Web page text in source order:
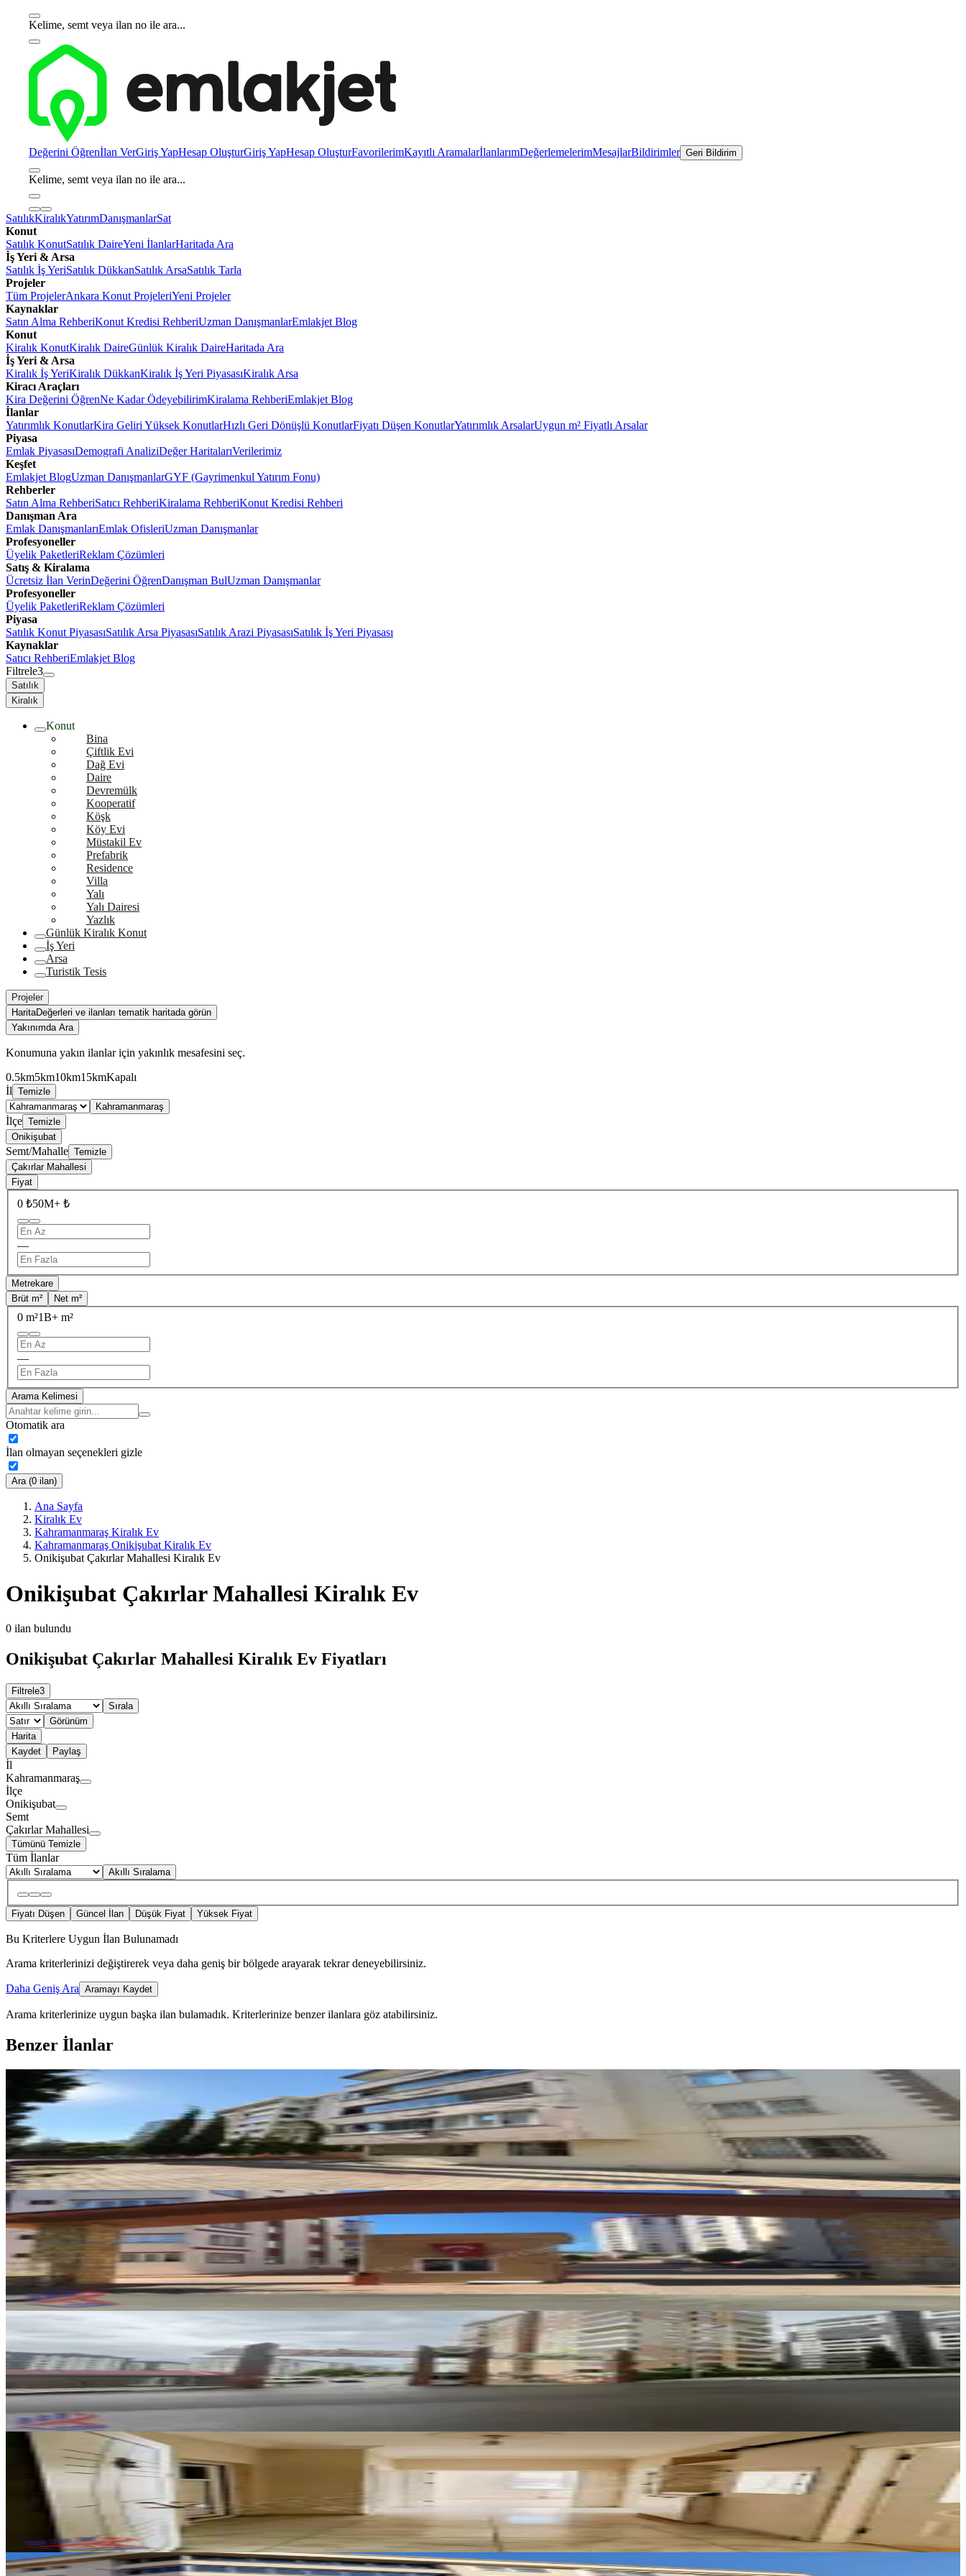
Kelime, semt veya ilan no ile ara...
Değerini Öğrenİlan VerGiriş YapHesap OluşturGiriş YapHesap OluşturFavorilerimKayıtlı AramalarİlanlarımDeğerlemelerimMesajlarBildirimler Geri Bildirim
Kelime, semt veya ilan no ile ara...
SatılıkKiralıkYatırımDanışmanlarSat
Konut
Satılık KonutSatılık DaireYeni İlanlarHaritada Ara
İş Yeri & Arsa
Satılık İş YeriSatılık DükkanSatılık ArsaSatılık Tarla
Projeler
Tüm ProjelerAnkara Konut ProjeleriYeni Projeler
Kaynaklar
Satın Alma RehberiKonut Kredisi RehberiUzman DanışmanlarEmlakjet Blog
Konut
Kiralık KonutKiralık DaireGünlük Kiralık DaireHaritada Ara
İş Yeri & Arsa
Kiralık İş YeriKiralık DükkanKiralık İş Yeri PiyasasıKiralık Arsa
Kiracı Araçları
Kira Değerini ÖğrenNe Kadar ÖdeyebilirimKiralama RehberiEmlakjet Blog
İlanlar
Yatırımlık KonutlarKira Geliri Yüksek KonutlarHızlı Geri Dönüşlü KonutlarFiyatı Düşen KonutlarYatırımlık ArsalarUygun m² Fiyatlı Arsalar
Piyasa
Emlak PiyasasıDemografi AnaliziDeğer HaritalarıVerilerimiz
Keşfet
Emlakjet BlogUzman DanışmanlarGYF (Gayrimenkul Yatırım Fonu)
Rehberler
Satın Alma RehberiSatıcı RehberiKiralama RehberiKonut Kredisi Rehberi
Danışman Ara
Emlak DanışmanlarıEmlak OfisleriUzman Danışmanlar
Profesyoneller
Üyelik PaketleriReklam Çözümleri
Satış & Kiralama
Ücretsiz İlan VerinDeğerini ÖğrenDanışman BulUzman Danışmanlar
Profesyoneller
Üyelik PaketleriReklam Çözümleri
Piyasa
Satılık Konut PiyasasıSatılık Arsa PiyasasıSatılık Arazi PiyasasıSatılık İş Yeri Piyasası
Kaynaklar
Satıcı RehberiEmlakjet Blog
Filtrele3
Satılık
Kiralık
Konut
Bina
Çiftlik Evi
Dağ Evi
Daire
Devremülk
Kooperatif
Köşk
Köy Evi
Müstakil Ev
Prefabrik
Residence
Villa
Yalı
Yalı Dairesi
Yazlık
Günlük Kiralık Konut
İş Yeri
Arsa
Turistik Tesis
Projeler
HaritaDeğerleri ve ilanları tematik haritada görün
Yakınımda Ara
Konumuna yakın ilanlar için yakınlık mesafesini seç.
0.5km5km10km15kmKapalı
İl Temizle
Kahramanmaraş
İlçe Temizle
Onikişubat
Semt/Mahalle Temizle
Çakırlar Mahallesi
Fiyat
0 ₺50M+ ₺
—
Metrekare
Brüt m²
Net m²
0 m²1B+ m²
—
Arama Kelimesi
Otomatik ara
İlan olmayan seçenekleri gizle
Ara (0 ilan)
Ana Sayfa
Kiralık Ev
Kahramanmaraş Kiralık Ev
Kahramanmaraş Onikişubat Kiralık Ev
Onikişubat Çakırlar Mahallesi Kiralık Ev
Onikişubat Çakırlar Mahallesi Kiralık Ev
0 ilan bulundu
Onikişubat Çakırlar Mahallesi Kiralık Ev Fiyatları
Filtrele3
Sırala
Görünüm
Harita
Kaydet
Paylaş
İl
Kahramanmaraş
İlçe
Onikişubat
Semt
Çakırlar Mahallesi
Tümünü Temizle
Tüm İlanlar
Akıllı Sıralama
Fiyatı Düşen Güncel İlan Düşük Fiyat Yüksek Fiyat
Bu Kriterlere Uygun İlan Bulunamadı
Arama kriterlerinizi değiştirerek veya daha geniş bir bölgede arayarak tekrar deneyebilirsiniz.
Daha Geniş Ara Aramayı Kaydet
Arama kriterlerinize uygun başka ilan bulamadık. Kriterlerinize benzer ilanlara göz atabilirsiniz.
Benzer İlanlar
Germenıcıa'dan Hürriyet Mh.de Kiralık 3+1 Daire
Onikişubat, Hürriyet Mahallesi
3+1·125 m²· Düz Giriş (Zemin)·06.08.2026
19.500 ₺
Germenicia Gayrimenkul Celalettin Yarpuz
Ara
YENİ
Reos Gayrimenkulden İpeksaray Sitesinde 200m² Kiralık 5+1
Onikişubat, Boğaziçi Mahallesi
5+1·250 m²· 11. Kat·05.08.2026
41.500 ₺
REOS GAYRİMENKUL
Ara
YENİ
Reos Gayrimenkul'den Mimoza Sitesinde 200m² Kiralık 4+1
Onikişubat, Tekerek Mahallesi
4+1·220 m²·5. Kat· 05.08.2026
31.500 ₺
REOS GAYRİMENKULGökhan Ciğerlioğlu
Ara
YENİ
Reos Tan 2+1 Kiralık Abdülhamitte
Onikişubat, Abdülhamid Han Mahallesi
2+1·100 m²·5. Kat·05.08.2026
18.000 ₺
REOS GAYRİMENKULGökhan Ciğerlioğlu
Ara
YENİ